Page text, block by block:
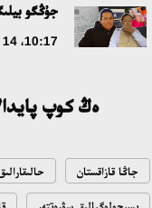
مەملەكەت باسشىسى
التىن وردا تاريحىن
قازاقستان ۇقك: ۋاقىت
جۇڭگو
10:17، 14 تامىز 2025
ەڭ كوپ
جاڭا قازاقستان